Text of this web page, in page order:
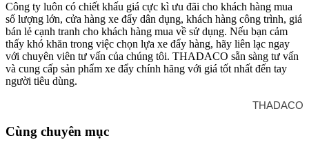
Công ty luôn có chiết khấu giá cực kì ưu đãi cho khách hàng mua
số lượng lớn, cửa hàng xe đẩy dân dụng, khách hàng công trình, giá
bán lẻ cạnh tranh cho khách hàng mua về sử dụng. Nếu bạn cảm
thấy khó khăn trong việc chọn lựa xe đẩy hàng, hãy liên lạc ngay
với chuyên viên tư vấn của chúng tôi. THADACO sẵn sàng tư vấn
và cung cấp sản phẩm xe đẩy chính hãng với giá tốt nhất đến tay
người tiêu dùng.
THADACO
Cùng chuyên mục